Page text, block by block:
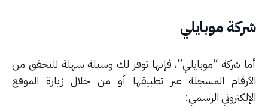
موبايلي
شركة “موبايلي”، فإنها توفر لك وسيلة سهلة للتحقق من
المسجلة عبر تطبيقها أو من خلال زيارة الموقع
الرسمي: